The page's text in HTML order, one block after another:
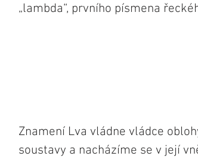
„lambda“, prvního písmena
Znamení Lva vládne vládce
soustavy a nacházíme se v její